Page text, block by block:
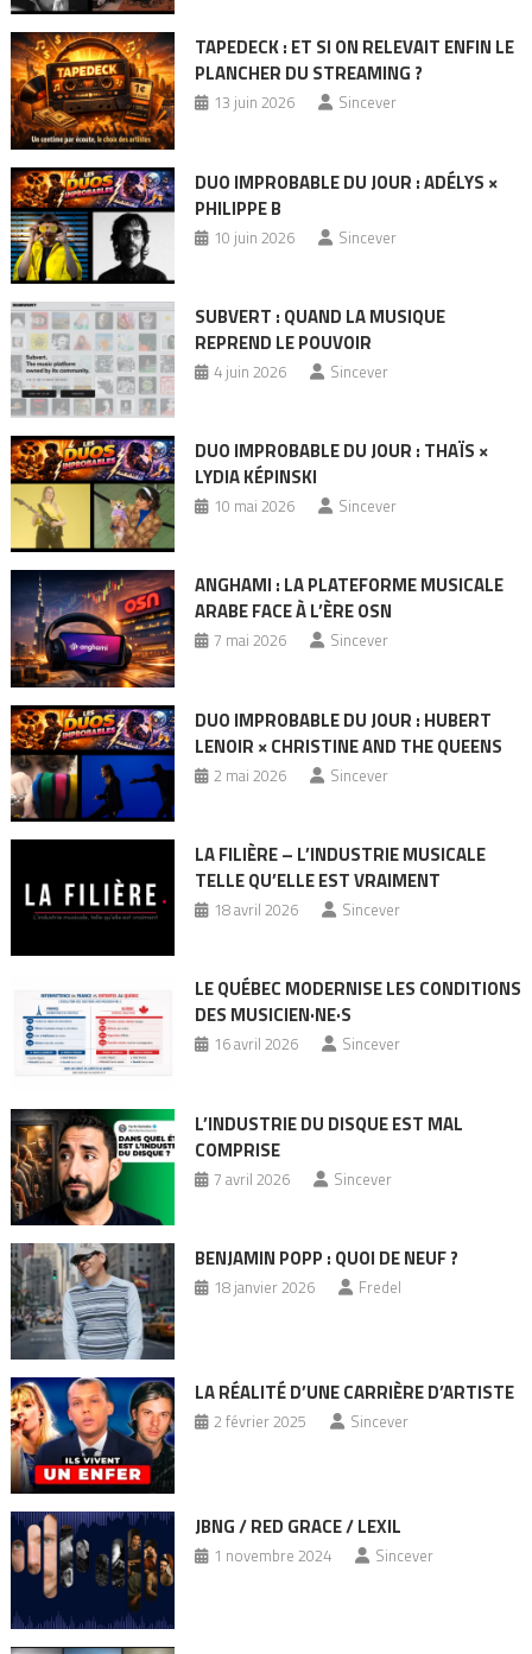
TAPEDECK : ET SI ON RELEVAIT ENFIN LE
PLANCHER DU STREAMING ?
13 juin 2026 Sincever
DUO IMPROBABLE DU JOUR : ADÉLYS ×
PHILIPPE B
10 juin 2026 Sincever
SUBVERT : QUAND LA MUSIQUE
REPREND LE POUVOIR
4 juin 2026 Sincever
DUO IMPROBABLE DU JOUR : THAÏS ×
LYDIA KÉPINSKI
10 mai 2026 Sincever
ANGHAMI : LA PLATEFORME MUSICALE
ARABE FACE À L’ÈRE OSN
7 mai 2026 Sincever
DUO IMPROBABLE DU JOUR : HUBERT
LENOIR × CHRISTINE AND THE QUEENS
2 mai 2026 Sincever
LA FILIÈRE – L’INDUSTRIE MUSICALE
TELLE QU’ELLE EST VRAIMENT
18 avril 2026 Sincever
LE QUÉBEC MODERNISE LES CONDITIONS
DES MUSICIEN·NE·S
16 avril 2026 Sincever
L’INDUSTRIE DU DISQUE EST MAL
COMPRISE
7 avril 2026 Sincever
BENJAMIN POPP : QUOI DE NEUF ?
18 janvier 2026 Fredel
LA RÉALITÉ D’UNE CARRIÈRE D’ARTISTE
2 février 2025 Sincever
JBNG / RED GRACE / LEXIL
1 novembre 2024 Sincever